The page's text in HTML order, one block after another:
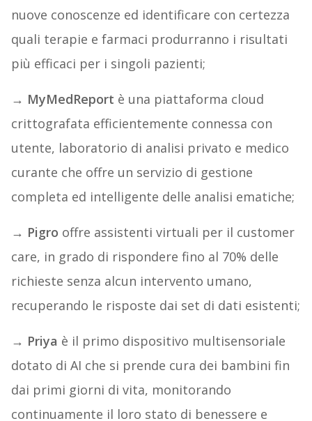
nuove conoscenze ed identificare con certezza
quali terapie e farmaci produrranno i risultati
più efficaci per i singoli pazienti;
→ MyMedReport è una piattaforma cloud
crittografata efficientemente connessa con
utente, laboratorio di analisi privato e medico
curante che offre un servizio di gestione
completa ed intelligente delle analisi ematiche;
→ Pigro offre assistenti virtuali per il customer
care, in grado di rispondere fino al 70% delle
richieste senza alcun intervento umano,
recuperando le risposte dai set di dati esistenti;
→ Priya è il primo dispositivo multisensoriale
dotato di AI che si prende cura dei bambini fin
dai primi giorni di vita, monitorando
continuamente il loro stato di benessere e